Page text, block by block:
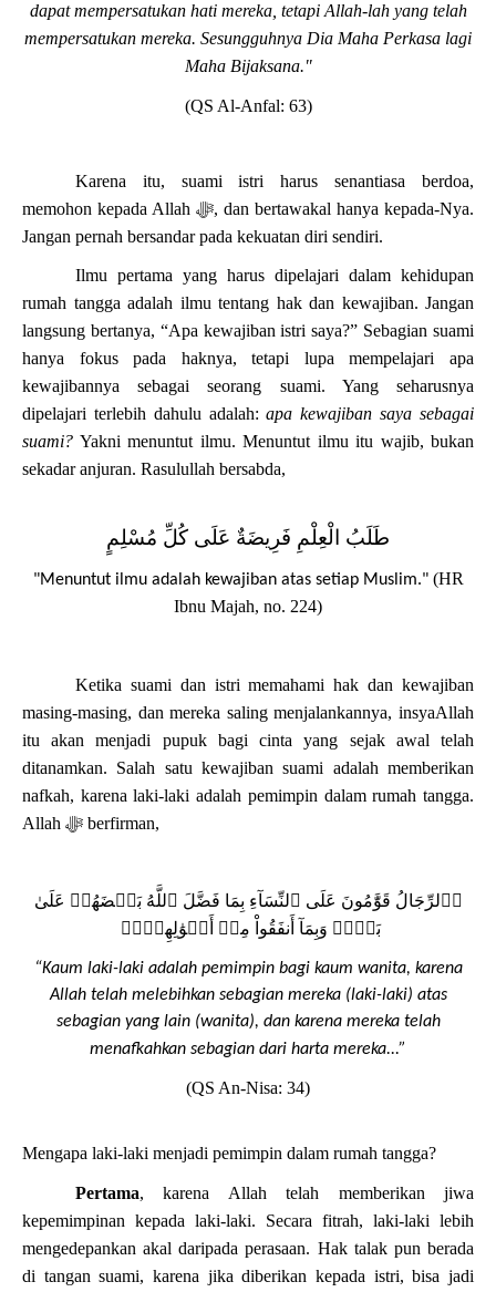
dapat mempersatukan hati mereka, tetapi Allah-lah yang telah
mempersatukan mereka. Sesungguhnya Dia Maha Perkasa lagi
Maha Bijaksana."
(QS Al-Anfal: 63)
Karena itu, suami istri harus senantiasa berdoa,
memohon kepada Allah ﷻ, dan bertawakal hanya kepada-Nya.
Jangan pernah bersandar pada kekuatan diri sendiri.
Ilmu pertama yang harus dipelajari dalam kehidupan
rumah tangga adalah ilmu tentang hak dan kewajiban. Jangan
langsung bertanya, “Apa kewajiban istri saya?” Sebagian suami
hanya fokus pada haknya, tetapi lupa mempelajari apa
kewajibannya sebagai seorang suami. Yang seharusnya
dipelajari terlebih dahulu adalah:apa kewajiban saya sebagai
suami? Yakni menuntut ilmu. Menuntut ilmu itu wajib, bukan
sekadar anjuran. Rasulullah bersabda,
طَلَبُ ‌الْعِلْمِ ‌فَرِيضَةٌ ‌عَلَى ‌كُلِّ ‌مُسْلِمٍ
"Menuntut ilmu adalah kewajiban atas setiap Muslim." (HR
Ibnu Majah, no. 224)
Ketika suami dan istri memahami hak dan kewajiban
masing-masing, dan mereka saling menjalankannya, insyaAllah
itu akan menjadi pupuk bagi cinta yang sejak awal telah
ditanamkan. Salah satu kewajiban suami adalah memberikan
nafkah, karena laki-laki adalah pemimpin dalam rumah tangga.
Allah ﷻ berfirman,
ﵟٱلرِّجَالُ قَوَّٰمُونَ عَلَى ٱلنِّسَآءِ بِمَا فَضَّلَ ٱللَّهُ بَعۡضَهُمۡ عَلَىٰ
بَعۡضٖ وَبِمَآ أَنفَقُواْ مِنۡ أَمۡوَٰلِهِمۡۚﵞ
“Kaum laki-laki adalah pemimpin bagi kaum wanita, karena
Allah telah melebihkan sebagian mereka (laki-laki) atas
sebagian yang lain (wanita), dan karena mereka telah
menafkahkan sebagian dari harta mereka...”
(QS An-Nisa: 34)
Mengapa laki-laki menjadi pemimpin dalam rumah tangga?
Pertama, karena Allah telah memberikan jiwa
kepemimpinan kepada laki-laki. Secara fitrah, laki-laki lebih
mengedepankan akal daripada perasaan. Hak talak pun berada
di tangan suami, karena jika diberikan kepada istri, bisa jadi